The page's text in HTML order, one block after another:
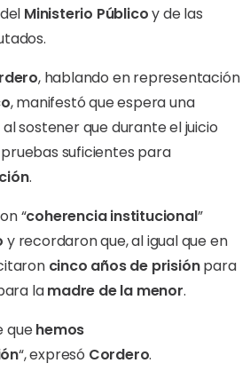
Ministerio Públicoy de las
, hablando en representación
, manifestó que espera una
sostener que durante el juicio
suficientes para
.
“coherencia institucional”
y recordaron que, al igual que en
cinco años de prisiónpara
lamadre de la menor.
quehemos
“, expresó Cordero.